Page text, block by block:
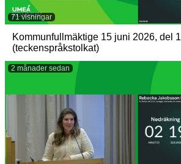
71 visningar
Kommunfullmäktige 15 juni 2026, del 1
(teckenspråkstolkat)
2 månader sedan